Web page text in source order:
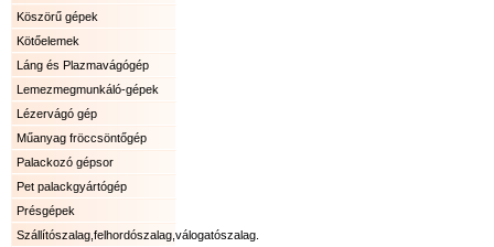
Köszörű gépek
Kötőelemek
Láng és Plazmavágógép
Lemezmegmunkáló-gépek
Lézervágó gép
Műanyag fröccsöntőgép
Palackozó gépsor
Pet palackgyártógép
Présgépek
Szállítószalag,felhordószalag,válogatószalag.